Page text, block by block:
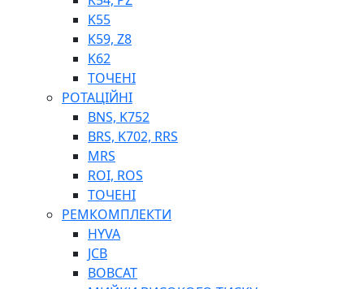
ПІДДОНИ ДЛЯ БОЧОК
МОДУЛЬНІ АЗС
МЕТРОЛОГІЧНЕ ОБЛАДНАННЯ
ЛІЧИЛЬНИКИ І ВИТРАТОМІРИ ДЛЯ ПАЛЬНОГО
КОТУШКИ ДЛЯ ШЛАНГІВ
НАСОСИ ДЛЯ ПАЛЬНОГО
МОБІЛЬНІ КОЛОНКИ ТА КОМПЛЕКТИ ЗАПРАВКИ
СТАЦІОНАРНІ КОЛОНКИ
ПІСТОЛЕТИ
КОМПЛЕКТУЮЧІ ДЛЯ РУКАВІВ ВИСОКОГО ТИСКУ
K55
K59, Z8
K62
ТОЧЕНІ
РОТАЦІЙНІ
BNS, K752
BRS, K702, RRS
MRS
ROI, ROS
ТОЧЕНІ
РЕМКОМПЛЕКТИ
HYVA
JCB
BOBCAT